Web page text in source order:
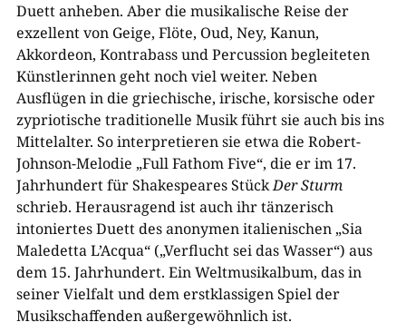
Duett anheben. Aber die musikalische Reise der
exzellent von Geige, Flöte, Oud, Ney, Kanun,
Akkordeon, Kontrabass und Percussion begleiteten
Künstlerinnen geht noch viel weiter. Neben
Ausflügen in die griechische, irische, korsische oder
zypriotische traditionelle Musik führt sie auch bis ins
Mittelalter. So interpretieren sie etwa die Robert-
Johnson-Melodie „Full Fathom Five“, die er im 17.
Jahrhundert für Shakespeares StückDer Sturm
schrieb. Herausragend ist auch ihr tänzerisch
intoniertes Duett des anonymen italienischen „Sia
Maledetta L’Acqua“ („Verflucht sei das Wasser“) aus
dem 15. Jahrhundert. Ein Weltmusikalbum, das in
seiner Vielfalt und dem erstklassigen Spiel der
Musikschaffenden außergewöhnlich ist.